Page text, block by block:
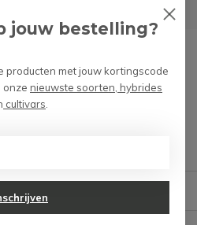
12 cm planten
over dit product?
Reviews
jouw bestelling?
producten met jouw kortingscode
onze nieuwste soorten, hybrides
cultivars